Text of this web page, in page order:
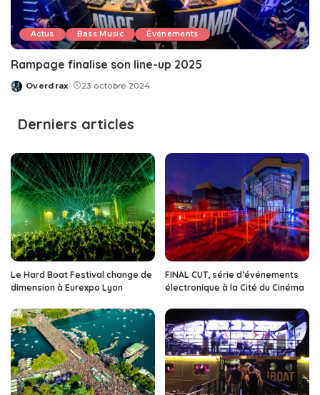
Actus Bass Music Événements
Rampage finalise son line-up 2025
Posted
Overdrax 23 octobre 2024
Derniers articles
Le Hard Boat Festival change de
dimension à Eurexpo Lyon
FINAL CUT, série d’événements
électronique à la Cité du Cinéma